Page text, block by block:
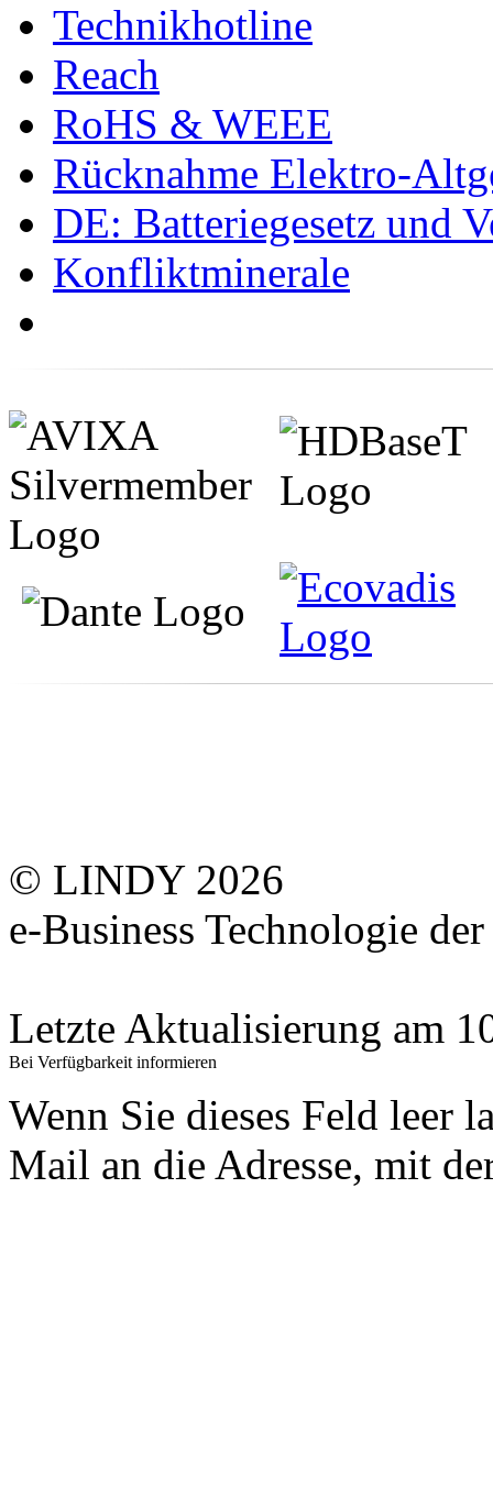
Technikhotline
Reach
RoHS & WEEE
Rücknahme Elektro-
DE: Batteriegesetz und
Konfliktminerale
© LINDY 2026
e-Business Technologie
Letzte Aktualisierung am
Bei Verfügbarkeit informieren
Wenn Sie dieses Feld leer
Mail an die Adresse, mit